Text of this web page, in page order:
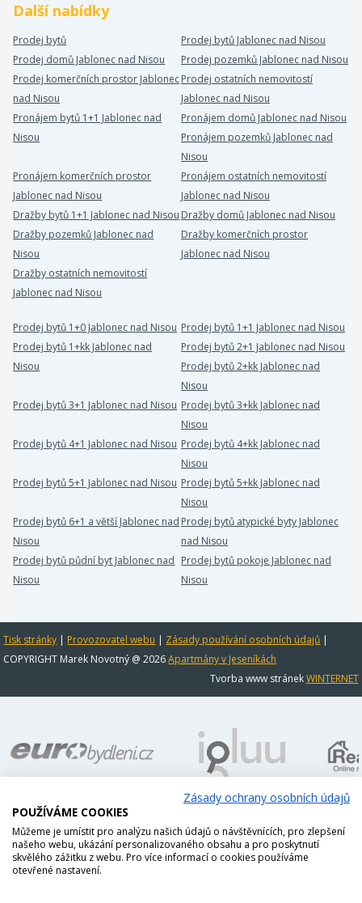
Další nabídky
Prodej bytů
Prodej bytů Jablonec nad Nisou
Prodej domů Jablonec nad Nisou
Prodej pozemků Jablonec nad Nisou
Prodej komerčních prostor Jablonec
nad Nisou
Prodej ostatních nemovitostí
Jablonec nad Nisou
Pronájem bytů 1+1 Jablonec nad
Nisou
Pronájem domů Jablonec nad Nisou
Pronájem pozemků Jablonec nad
Nisou
Pronájem komerčních prostor
Jablonec nad Nisou
Pronájem ostatních nemovitostí
Jablonec nad Nisou
Dražby bytů 1+1 Jablonec nad Nisou Dražby domů Jablonec nad Nisou
Dražby pozemků Jablonec nad
Nisou
Dražby komerčních prostor
Jablonec nad Nisou
Dražby ostatních nemovitostí
Jablonec nad Nisou
Prodej bytů 1+0 Jablonec nad Nisou Prodej bytů 1+1 Jablonec nad Nisou
Prodej bytů 1+kk Jablonec nad
Nisou
Prodej bytů 2+1 Jablonec nad Nisou
Prodej bytů 2+kk Jablonec nad
Nisou
Prodej bytů 3+1 Jablonec nad Nisou Prodej bytů 3+kk Jablonec nad
Nisou
Prodej bytů 4+1 Jablonec nad Nisou Prodej bytů 4+kk Jablonec nad
Nisou
Prodej bytů 5+1 Jablonec nad Nisou Prodej bytů 5+kk Jablonec nad
Nisou
Prodej bytů 6+1 a větší Jablonec nad
Nisou
Prodej bytů atypické byty Jablonec
nad Nisou
Prodej bytů půdní byt Jablonec nad
Nisou
Prodej bytů pokoje Jablonec nad
Nisou
Tisk stránky | Provozovatel webu | Zásady používání osobních údajů |
COPYRIGHT Marek Novotný @ 2026Apartmány v Jeseníkách
Tvorba www stránekWINTERNET
Zásady ochrany osobních údajů
POUŽÍVÁME COOKIES
Můžeme je umístit pro analýzu našich údajů o návštěvnících, pro zlepšení
našeho webu, ukázání personalizovaného obsahu a pro poskytnutí
skvělého zážitku z webu. Pro více informací o cookies používáme
otevřené nastavení.